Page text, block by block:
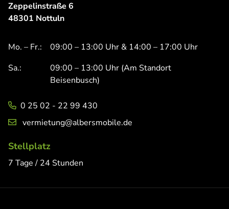
Zeppelinstraße 6
48301 Nottuln
Mo. – Fr.:
09:00 – 13:00 Uhr & 14:00 – 17:00 Uhr
Sa.:
09:00 – 13:00 Uhr (Am Standort
Beisenbusch)
0 25 02 - 22 99 430
vermietung@albersmobile.de
Stellplatz
7 Tage / 24 Stunden